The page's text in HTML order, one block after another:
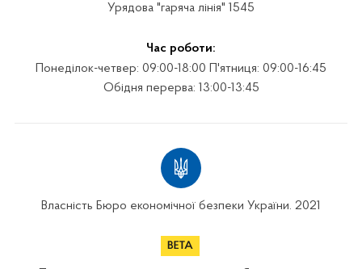
Урядова "гаряча лінія" 1545
Час роботи:
Понеділок-четвер: 09:00-18:00 П'ятниця: 09:00-16:45
Обідня перерва: 13:00-13:45
Власність Бюро економічної безпеки України. 2021